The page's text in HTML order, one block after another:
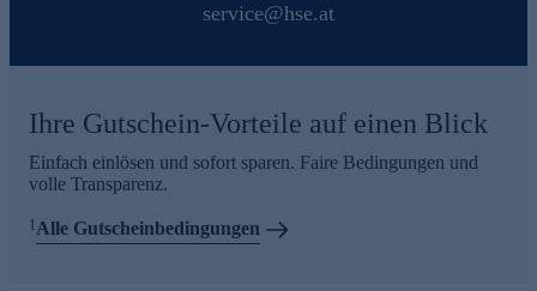
service@hse.at
Ihre Gutschein-Vorteile auf einen Blick
Einfach einlösen und sofort sparen. Faire Bedingungen und
volle Transparenz.
1 Alle Gutscheinbedingungen